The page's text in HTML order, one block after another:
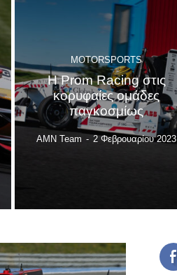
MOTORSPORTS
H Prom Racing στις
κορυφαίες ομάδες
παγκοσμίως
AMN Team - 2 Φεβρουαρίου 2023